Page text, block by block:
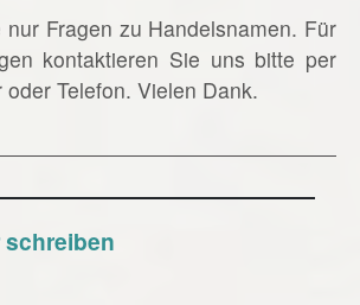
Fragen zu Handelsnamen. Für
kontaktieren Sie uns bitte per
Telefon. Vielen Dank.
schreiben